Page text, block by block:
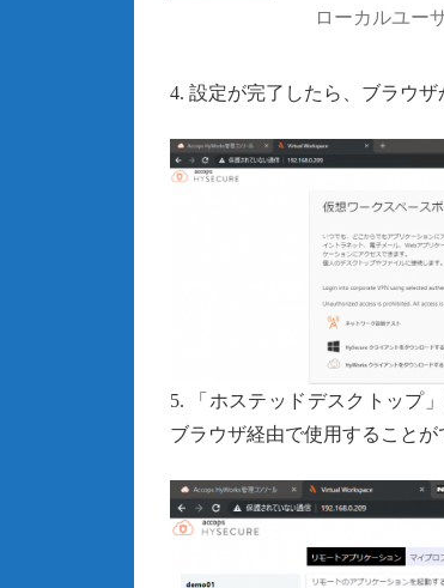
ローカルユー
4. 設定が完了したら、ブラウザ
5. 「ホステッドデスクトップ
ブラウザ経由で使用することが